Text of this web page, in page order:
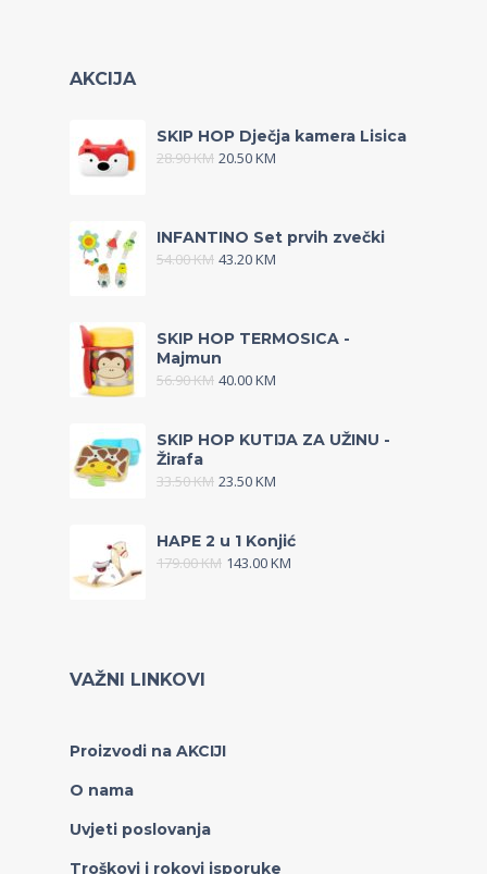
AKCIJA
SKIP HOP Dječja kamera Lisica
28.90KM 20.50KM
INFANTINO Set prvih zvečki
54.00KM 43.20KM
SKIP HOP TERMOSICA -
Majmun
56.90KM 40.00KM
SKIP HOP KUTIJA ZA UŽINU -
Žirafa
33.50KM 23.50KM
HAPE 2 u 1 Konjić
179.00KM 143.00KM
VAŽNI LINKOVI
Proizvodi na AKCIJI
O nama
Uvjeti poslovanja
Troškovi i rokovi isporuke